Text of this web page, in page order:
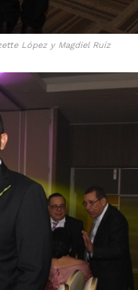
López y Magdiel Ruíz